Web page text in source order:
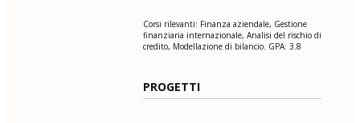
Corsi rilevanti: Finanza aziendale, Gestione
finanziaria internazionale, Analisi del rischio di
credito, Modellazione di bilancio. GPA: 3.8
PROGETTI